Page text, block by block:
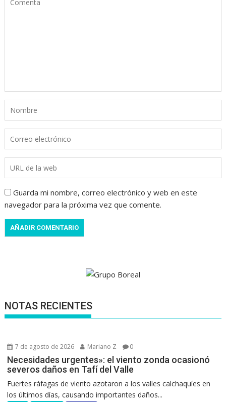
Guarda mi nombre, correo electrónico y web en este
navegador para la próxima vez que comente.
NOTAS RECIENTES
7 de agosto de 2026 Mariano Z 0
Necesidades urgentes»: el viento zonda ocasionó
severos daños en Tafí del Valle
Fuertes ráfagas de viento azotaron a los valles calchaquíes en
los últimos días, causando importantes daños...